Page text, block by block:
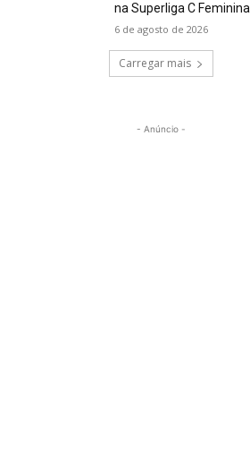
na Superliga C Feminina
6 de agosto de 2026
Carregar mais
- Anúncio -